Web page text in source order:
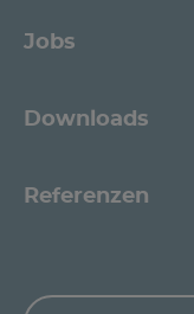
Jobs
Downloads
Referenzen